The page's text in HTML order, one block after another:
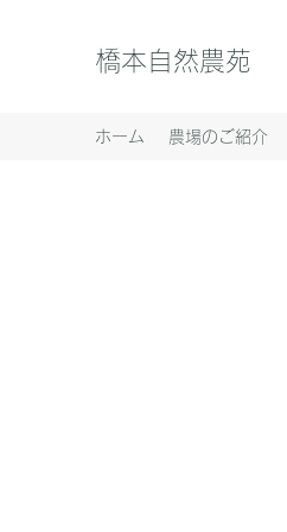
橋本自然農苑
ホーム 農場のご紹介